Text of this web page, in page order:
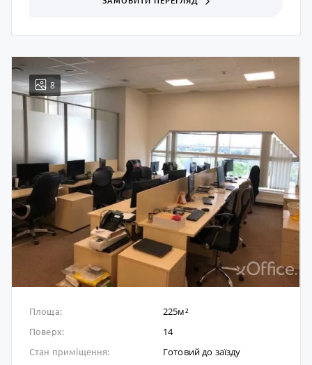
8
Площа: 225м²
Поверх: 14
Стан приміщення: Готовий до заïзду